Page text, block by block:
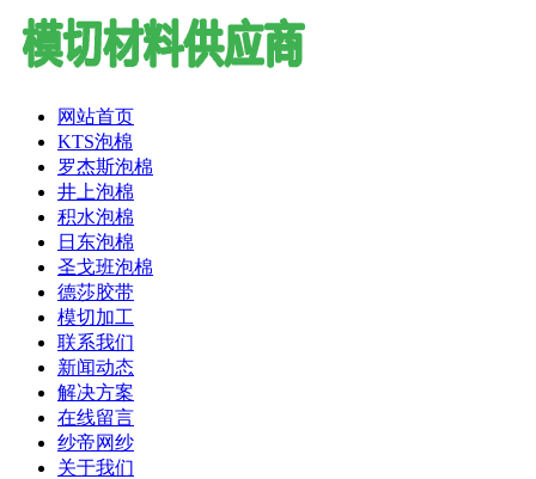
网站首页
KTS泡棉
罗杰斯泡棉
井上泡棉
积水泡棉
日东泡棉
圣戈班泡棉
德莎胶带
模切加工
联系我们
新闻动态
解决方案
在线留言
纱帝网纱
关于我们